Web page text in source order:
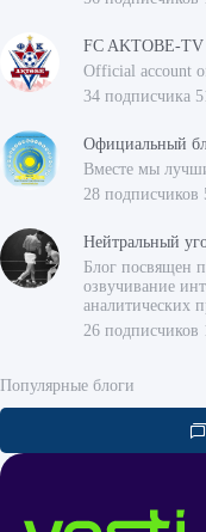
FC AKTOBE-TV
Official account
34 подписчика
Официальный
Вместе мы
28 подписчиков
Нейтральный
Блог посвящен
озвучивание
аналитических
26 подписчиков
Популярные блоги